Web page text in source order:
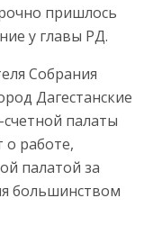
пришлось
у главы РД.
Собрания
Дагестанские
палаты
о работе,
палатой за
большинством